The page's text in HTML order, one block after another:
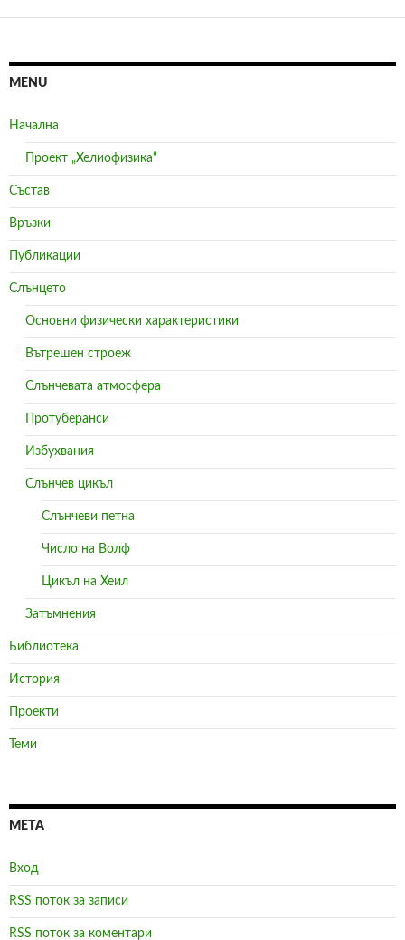
MENU
Начална
Проект „Хелиофизика“
Състав
Връзки
Публикации
Слънцето
Основни физически характеристики
Вътрешен строеж
Слънчевата атмосфера
Протуберанси
Избухвания
Слънчев цикъл
Слънчеви петна
Число на Волф
Цикъл на Хеил
Затъмнения
Библиотека
История
Проекти
Теми
МЕТА
Вход
RSS поток за записи
RSS поток за коментари